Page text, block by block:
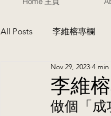
All Posts 李維榕專欄
李維
Nov 29, 2023 4 min
做個「